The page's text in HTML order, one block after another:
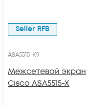
Seller RFB
ASA5515-K9
Межсетевой экран
Cisco ASA5515-X